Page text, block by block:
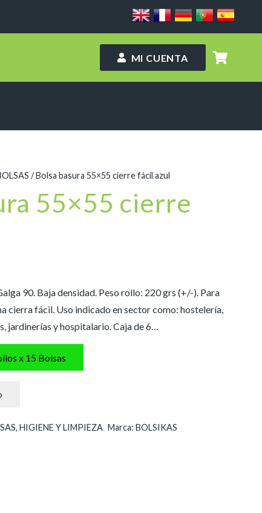
MI CUENTA
/ Bolsa basura 55×55 cierre fácil azul
55×55 cierre
90. Baja densidad. Peso rollo: 220 grs (+/-). Para
cierra fácil. Uso indicado en sector como: hostelería,
jardinerías y hospitalario. Caja de 6…
x 15 Bolsas
, HIGIENE Y LIMPIEZA Marca: BOLSIKAS